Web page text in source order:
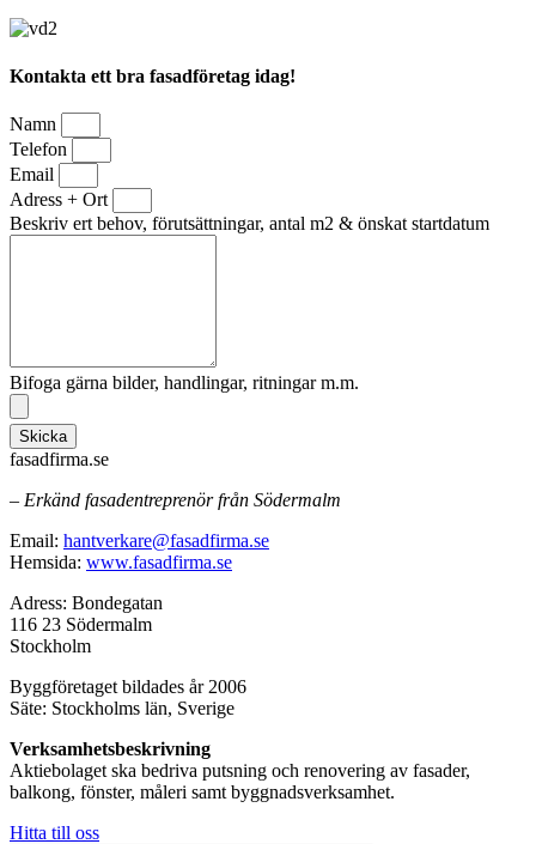
Kontakta ett bra fasadföretag idag!
Namn
Telefon
Email
Adress + Ort
Beskriv ert behov, förutsättningar, antal m2 & önskat startdatum
Bifoga gärna bilder, handlingar, ritningar m.m.
Skicka
fasadfirma.se
– Erkänd fasadentreprenör från Södermalm
Email: hantverkare@fasadfirma.se
Hemsida: www.fasadfirma.se
Adress: Bondegatan
116 23 Södermalm
Stockholm
Byggföretaget bildades år 2006
Säte: Stockholms län, Sverige
Verksamhetsbeskrivning
Aktiebolaget ska bedriva putsning och renovering av fasader,
balkong, fönster, måleri samt byggnadsverksamhet.
Hitta till oss